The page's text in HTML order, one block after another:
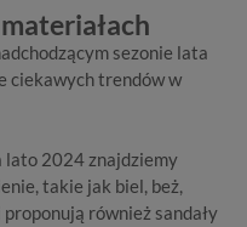
sezonie lata
ciekawych trendów w
lato 2024 znajdziemy
takie jak biel, beż,
również sandały